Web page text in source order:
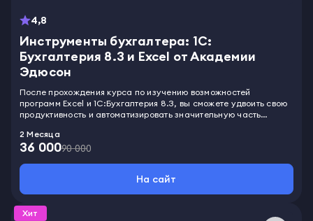
4,8
Инструменты бухгалтера: 1C:
Бухгалтерия 8.3 и Excel от Академии
Эдюсон
После прохождения курса по изучению возможностей
программ Excel и 1С:Бухгалтерия 8.3, вы сможете удвоить свою
продуктивность и автоматизировать значительную часть
с массивами данных, настраивать макросы, визуализировать
информацию в виде понятных графиков и диаграмм, вести
индивидуальные настройки программы 1С:Бухгалтерия 8.3. Вы
поймете, как сделать процесс заполнения документов и
регистрации бухгалтерских операций автоматическим,
значительно сэкономите время и сможете посвятить
выполнению более важных и срочных задач.
2 Месяца
36 00090 000
На сайт
Хит